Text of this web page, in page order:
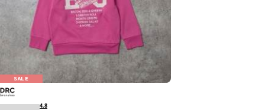
SALE
4.8